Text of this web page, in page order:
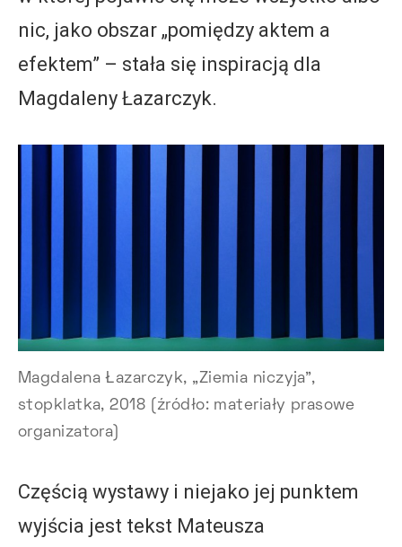
nic, jako obszar „pomiędzy aktem a
efektem” – stała się inspiracją dla
Magdaleny Łazarczyk.
Magdalena Łazarczyk, „Ziemia niczyja”,
stopklatka, 2018 (źródło: materiały prasowe
organizatora)
Częścią wystawy i niejako jej punktem
wyjścia jest tekst Mateusza